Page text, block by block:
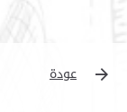
عودة